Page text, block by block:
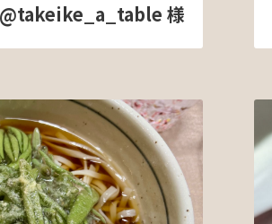
@takeike_a_table 様